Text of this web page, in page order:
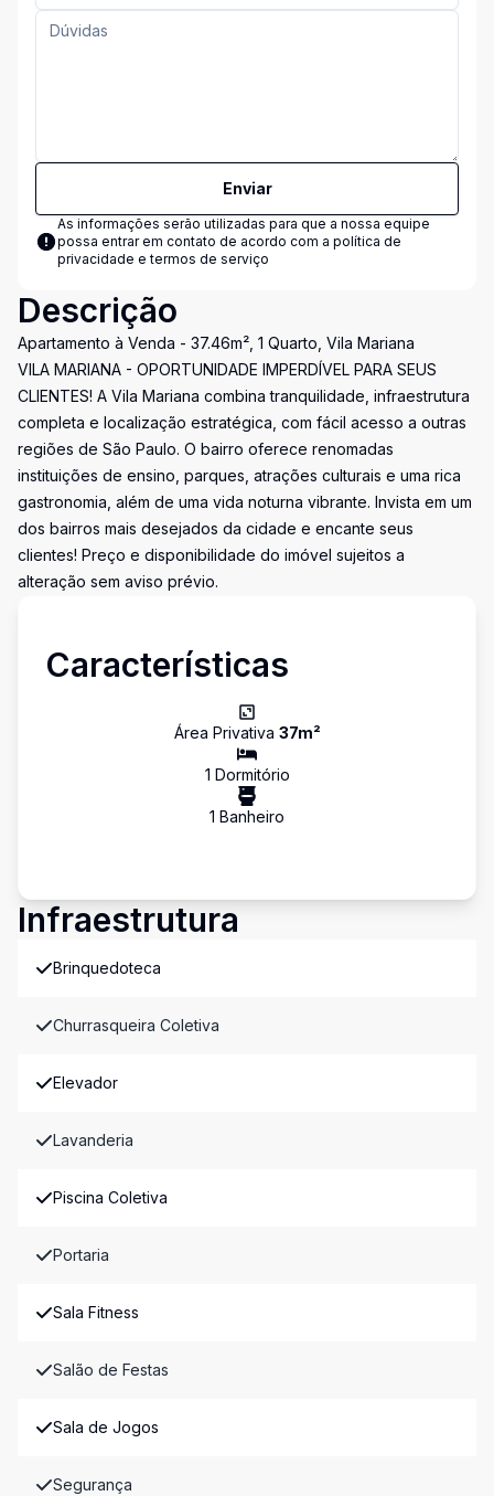
Enviar
As informações serão utilizadas para que a nossa equipe
possa entrar em contato de acordo com a política de
privacidade e termos de serviço
Descrição
Apartamento à Venda - 37.46m², 1 Quarto, Vila Mariana
VILA MARIANA - OPORTUNIDADE IMPERDÍVEL PARA SEUS
CLIENTES! A Vila Mariana combina tranquilidade, infraestrutura
completa e localização estratégica, com fácil acesso a outras
regiões de São Paulo. O bairro oferece renomadas
instituições de ensino, parques, atrações culturais e uma rica
gastronomia, além de uma vida noturna vibrante. Invista em um
dos bairros mais desejados da cidade e encante seus
clientes! Preço e disponibilidade do imóvel sujeitos a
alteração sem aviso prévio.
Características
Área Privativa 37m²
1 Dormitório
1 Banheiro
Infraestrutura
Brinquedoteca
Churrasqueira Coletiva
Elevador
Lavanderia
Piscina Coletiva
Portaria
Sala Fitness
Salão de Festas
Sala de Jogos
Segurança